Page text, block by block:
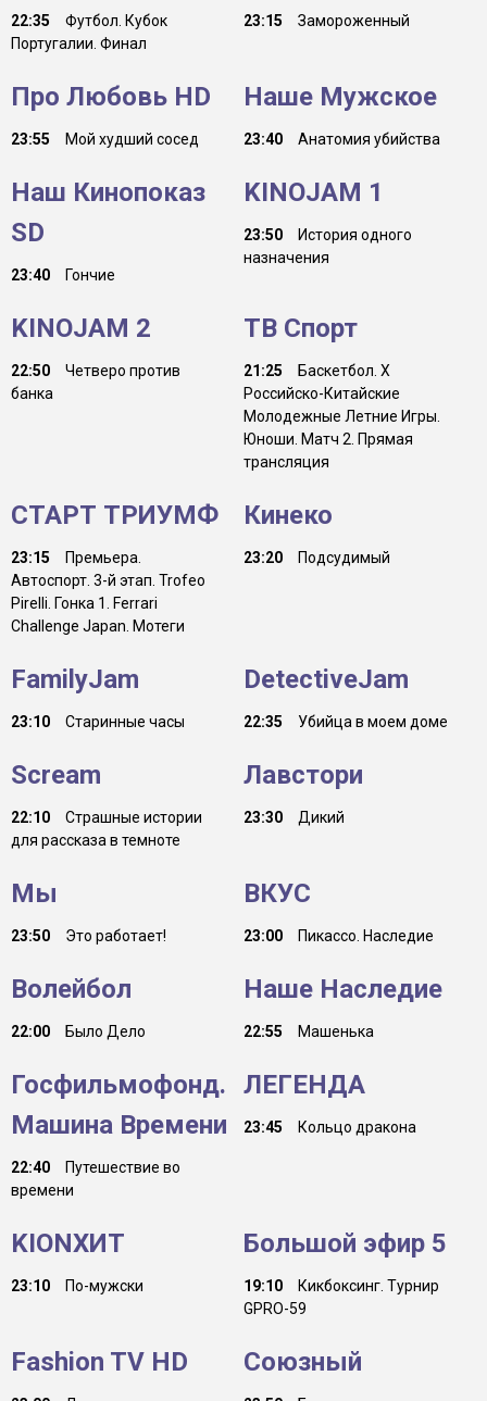
22:35
Футбол. Кубок
Португалии. Финал
23:15 Замороженный
Про Любовь HD
23:55 Мой худший сосед
Наше Мужское
23:40 Анатомия убийства
Наш Кинопоказ
SD
23:40 Гончие
KINOJAM 1
23:50
История одного
назначения
KINOJAM 2
22:50
Четверо против
банка
ТВ Спорт
21:25
Баскетбол. Х
Российско-Китайские
Молодежные Летние Игры.
Юноши. Матч 2. Прямая
трансляция
СТАРТ ТРИУМФ
23:15
Премьера.
Автоспорт. 3-й этап. Trofeo
Pirelli. Гонка 1. Ferrari
Challenge Japan. Мотеги
Кинеко
23:20 Подсудимый
FamilyJam
23:10 Старинные часы
DetectiveJam
22:35 Убийца в моем доме
Scream
22:10
Страшные истории
для рассказа в темноте
Лавстори
23:30 Дикий
Мы
23:50 Это работает!
ВКУС
23:00 Пикассо. Наследие
Волейбол
22:00 Было Дело
Наше Наследие
22:55 Машенька
Госфильмофонд.
Машина Времени
22:40
Путешествие во
времени
ЛЕГЕНДА
23:45 Кольцо дракона
KIONХИТ
23:10 По-мужски
Большой эфир 5
19:10
Кикбоксинг. Турнир
GPRO-59
Fashion TV HD Союзный